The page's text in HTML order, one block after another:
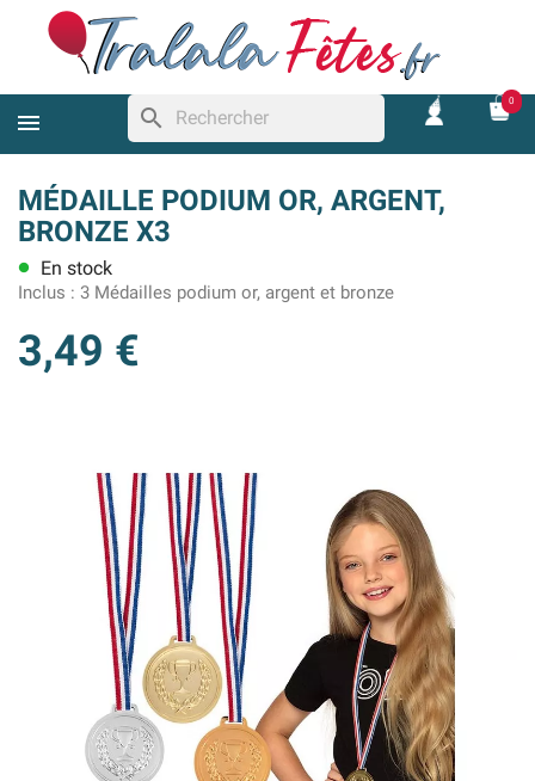
search
0
MÉDAILLE PODIUM OR, ARGENT,
BRONZE X3
lens En stock
Inclus : 3 Médailles podium or, argent et bronze
3,49 €